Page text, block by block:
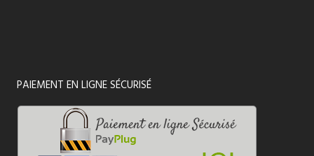
PAIEMENT EN LIGNE SÉCURISÉ